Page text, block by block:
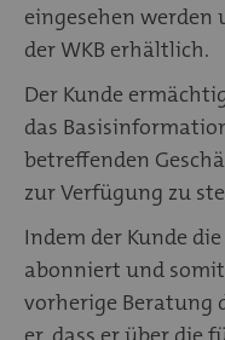
eingesehen werden
der WKB erhältlich.
Der Kunde
das
betreffenden
zur Verfügung zu
Indem der Kunde
abonniert und
vorherige Beratung